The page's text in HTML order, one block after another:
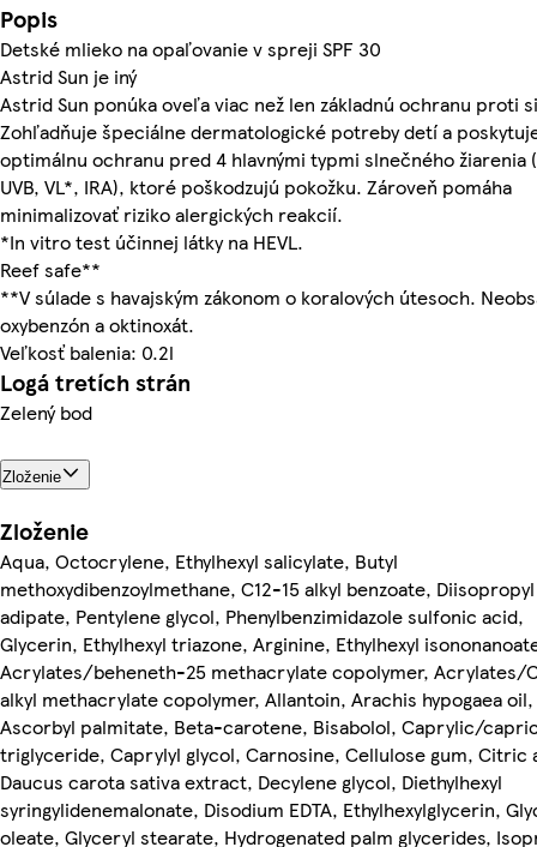
Popis
Detské mlieko na opaľovanie v spreji SPF 30
Astrid Sun je iný
Astrid Sun ponúka oveľa viac než len základnú ochranu proti
Zohľadňuje špeciálne dermatologické potreby detí a
optimálnu ochranu pred 4 hlavnými typmi slnečného žiarenia
UVB, VL*, IRA), ktoré poškodzujú pokožku. Zároveň pomáha
minimalizovať riziko alergických reakcií.
*In vitro test účinnej látky na HEVL.
Reef safe**
**V súlade s havajským zákonom o koralových útesoch.
oxybenzón a oktinoxát.
Veľkosť balenia: 0.2l
Logá tretích strán
Zelený bod
Zloženie
Zloženie
Aqua, Octocrylene, Ethylhexyl salicylate, Butyl
methoxydibenzoylmethane, C12-15 alkyl benzoate, Diisopropyl
adipate, Pentylene glycol, Phenylbenzimidazole sulfonic acid,
Glycerin, Ethylhexyl triazone, Arginine, Ethylhexyl
Acrylates/beheneth-25 methacrylate copolymer, Acrylates/
alkyl methacrylate copolymer, Allantoin, Arachis hypogaea oil,
Ascorbyl palmitate, Beta-carotene, Bisabolol, Caprylic/
triglyceride, Caprylyl glycol, Carnosine, Cellulose gum, Citric
Daucus carota sativa extract, Decylene glycol, Diethylhexyl
syringylidenemalonate, Disodium EDTA, Ethylhexylglycerin,
oleate, Glyceryl stearate, Hydrogenated palm glycerides,